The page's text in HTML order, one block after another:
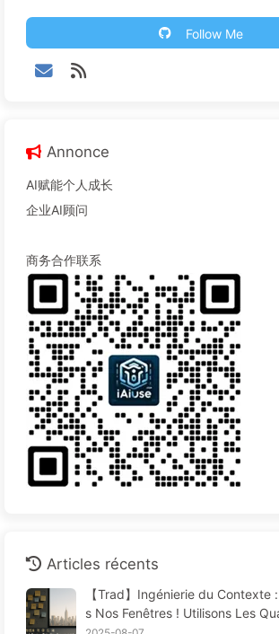
Follow Me
Annonce
AI赋能个人成长
企业AI顾问
商务合作联系
Articles récents
【Trad】Ingénierie du Contexte
s Nos Fenêtres ! Utilisons Les